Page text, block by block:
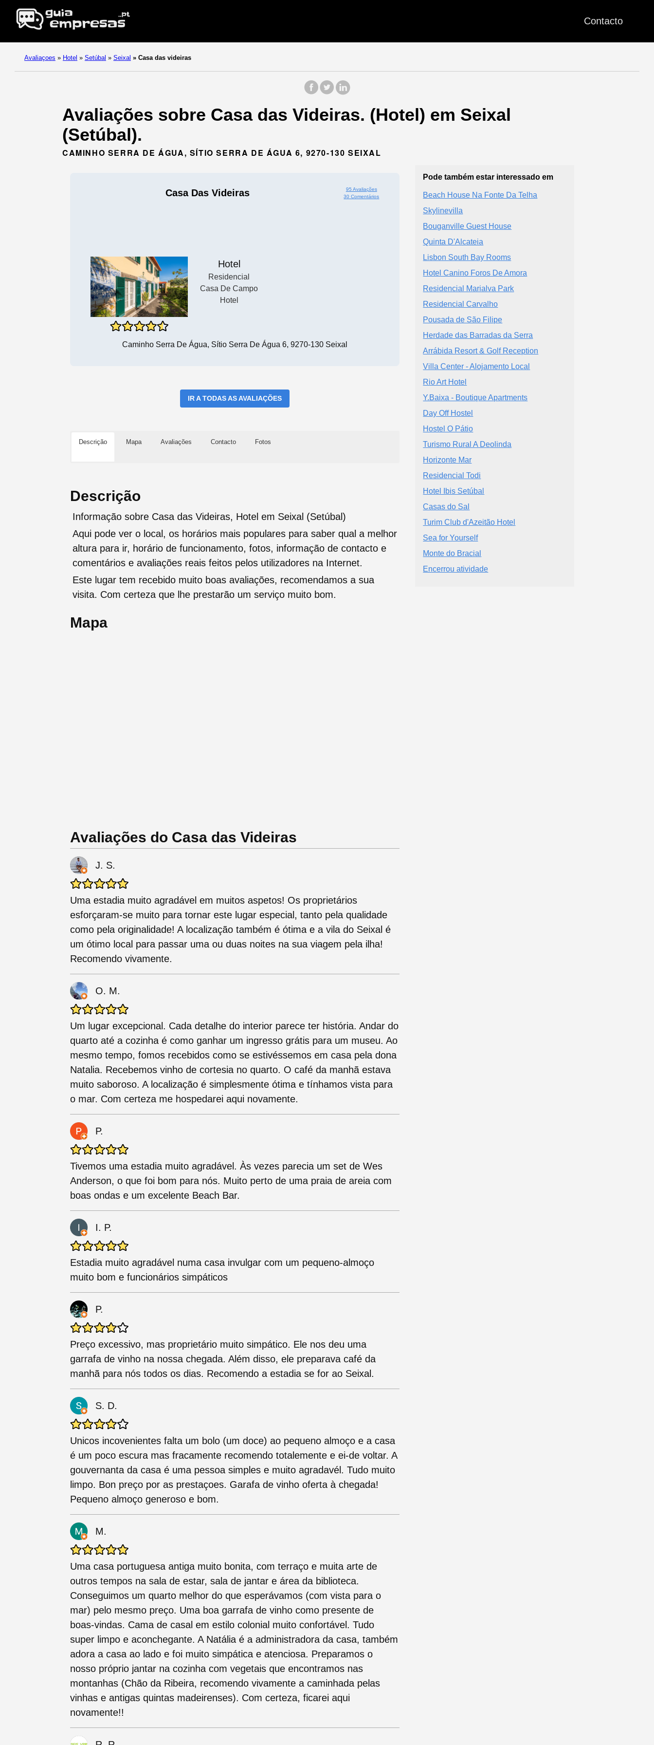
Contacto
Avaliaçoes » Hotel » Setúbal » Seixal » Casa das videiras
Avaliações sobre Casa das Videiras. (Hotel) em Seixal
(Setúbal).
CAMINHO SERRA DE ÁGUA, SÍTIO SERRA DE ÁGUA 6, 9270-130 SEIXAL
Casa Das Videiras
95 Avaliações
30 Comentários
Hotel
Residencial
Casa De Campo
Hotel
Caminho Serra De Água, Sítio Serra De Água 6, 9270-130 Seixal
IR A TODAS AS AVALIAÇÕES
Descrição Mapa Avaliações Contacto Fotos
Descrição
Informação sobre Casa das Videiras, Hotel em Seixal (Setúbal)
Aqui pode ver o local, os horários mais populares para saber qual a melhor
altura para ir, horário de funcionamento, fotos, informação de contacto e
comentários e avaliações reais feitos pelos utilizadores na Internet.
Este lugar tem recebido muito boas avaliações, recomendamos a sua
visita. Com certeza que lhe prestarão um serviço muito bom.
Mapa
Avaliações do Casa das Videiras
J. S.
Uma estadia muito agradável em muitos aspetos! Os proprietários
esforçaram-se muito para tornar este lugar especial, tanto pela qualidade
como pela originalidade! A localização também é ótima e a vila do Seixal é
um ótimo local para passar uma ou duas noites na sua viagem pela ilha!
Recomendo vivamente.
O. M.
Um lugar excepcional. Cada detalhe do interior parece ter história. Andar do
quarto até a cozinha é como ganhar um ingresso grátis para um museu. Ao
mesmo tempo, fomos recebidos como se estivéssemos em casa pela dona
Natalia. Recebemos vinho de cortesia no quarto. O café da manhã estava
muito saboroso. A localização é simplesmente ótima e tínhamos vista para
o mar. Com certeza me hospedarei aqui novamente.
P.
Tivemos uma estadia muito agradável. Às vezes parecia um set de Wes
Anderson, o que foi bom para nós. Muito perto de uma praia de areia com
boas ondas e um excelente Beach Bar.
I. P.
Estadia muito agradável numa casa invulgar com um pequeno-almoço
muito bom e funcionários simpáticos
P.
Preço excessivo, mas proprietário muito simpático. Ele nos deu uma
garrafa de vinho na nossa chegada. Além disso, ele preparava café da
manhã para nós todos os dias. Recomendo a estadia se for ao Seixal.
S. D.
Unicos incovenientes falta um bolo (um doce) ao pequeno almoço e a casa
é um poco escura mas fracamente recomendo totalemente e ei-de voltar. A
gouvernanta da casa é uma pessoa simples e muito agradavél. Tudo muito
limpo. Bon preço por as prestaçoes. Garafa de vinho oferta à chegada!
Pequeno almoço generoso e bom.
M.
Uma casa portuguesa antiga muito bonita, com terraço e muita arte de
outros tempos na sala de estar, sala de jantar e área da biblioteca.
Conseguimos um quarto melhor do que esperávamos (com vista para o
mar) pelo mesmo preço. Uma boa garrafa de vinho como presente de
boas-vindas. Cama de casal em estilo colonial muito confortável. Tudo
super limpo e aconchegante. A Natália é a administradora da casa, também
adora a casa ao lado e foi muito simpática e atenciosa. Preparamos o
nosso próprio jantar na cozinha com vegetais que encontramos nas
montanhas (Chão da Ribeira, recomendo vivamente a caminhada pelas
vinhas e antigas quintas madeirenses). Com certeza, ficarei aqui
novamente!!
Pode também estar interessado em
Beach House Na Fonte Da Telha
Skylinevilla
Bouganville Guest House
Quinta D'Alcateia
Lisbon South Bay Rooms
Hotel Canino Foros De Amora
Residencial Marialva Park
Residencial Carvalho
Pousada de São Filipe
Herdade das Barradas da Serra
Arrábida Resort & Golf Reception
Villa Center - Alojamento Local
Rio Art Hotel
Y.Baixa - Boutique Apartments
Day Off Hostel
Hostel O Pátio
Turismo Rural A Deolinda
Horizonte Mar
Residencial Todi
Hotel Ibis Setúbal
Casas do Sal
Turim Club d'Azeitão Hotel
Sea for Yourself
Monte do Bracial
Encerrou atividade